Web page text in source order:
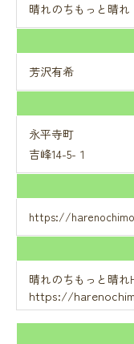
晴れのちもっと晴れ
芳沢有希
永平寺町
吉峰14-5-１
https://
晴れのちもっと晴れ
https://